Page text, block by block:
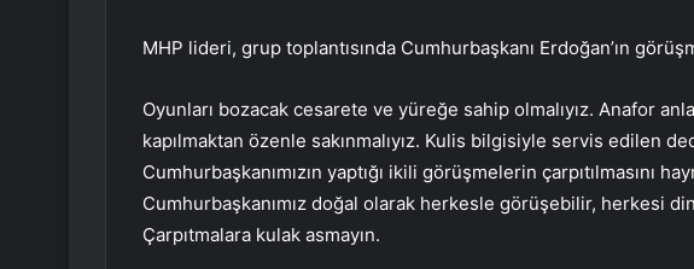
MHP lideri, grup toplantısında Cumhurbaşkanı Erdoğan’ın
Oyunları bozacak cesarete ve yüreğe sahip olmalıyız. Anafor
kapılmaktan özenle sakınmalıyız. Kulis bilgisiyle servis edilen
Cumhurbaşkanımızın yaptığı ikili görüşmelerin çarpıtılmasını
Cumhurbaşkanımız doğal olarak herkesle görüşebilir, herkesi
Çarpıtmalara kulak asmayın.